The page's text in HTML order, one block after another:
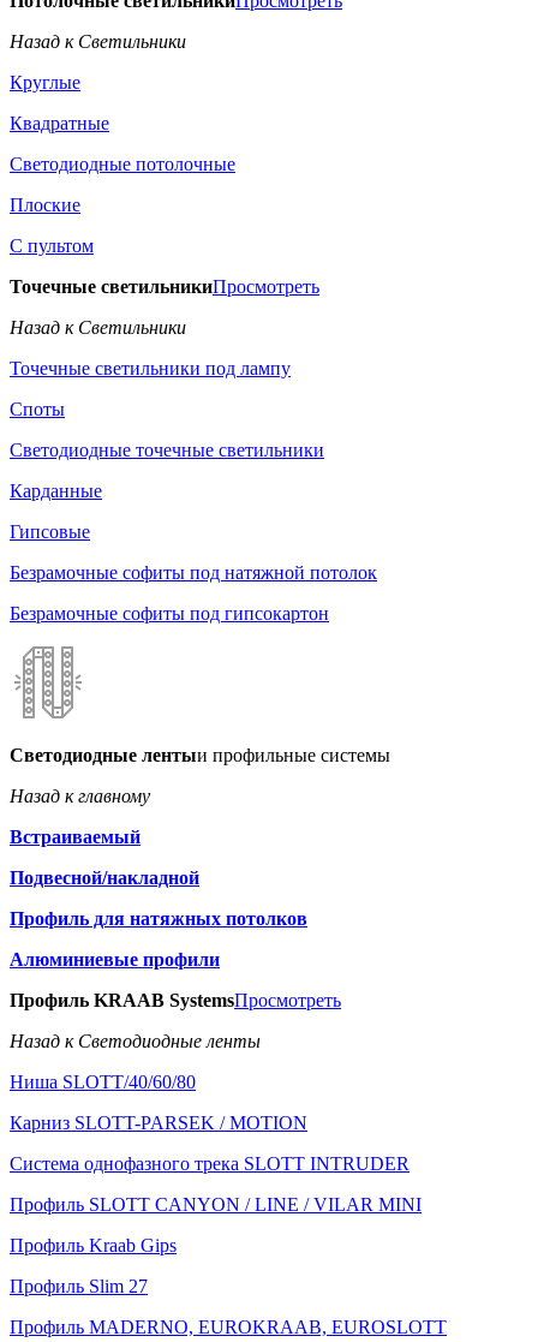
Назад к Светильники
Круглые
Квадратные
Светодиодные потолочные
Плоские
С пультом
Точечные светильникиПросмотреть
Назад к Светильники
Точечные светильники под лампу
Споты
Светодиодные точечные светильники
Карданные
Гипсовые
Безрамочные софиты под натяжной потолок
Безрамочные софиты под гипсокартон
Светодиодные лентыи профильные системы
Назад к главному
Встраиваемый
Подвесной/накладной
Профиль для натяжных потолков
Алюминиевые профили
Профиль KRAAB SystemsПросмотреть
Назад к Светодиодные ленты
Ниша SLOTT/40/60/80
Карниз SLOTT-PARSEK / MOTION
Система однофазного трека SLOTT INTRUDER
Профиль SLOTT CANYON / LINE / VILAR MINI
Профиль Kraab Gips
Профиль Slim 27
Профиль MADERNO, EUROKRAAB, EUROSLOTT